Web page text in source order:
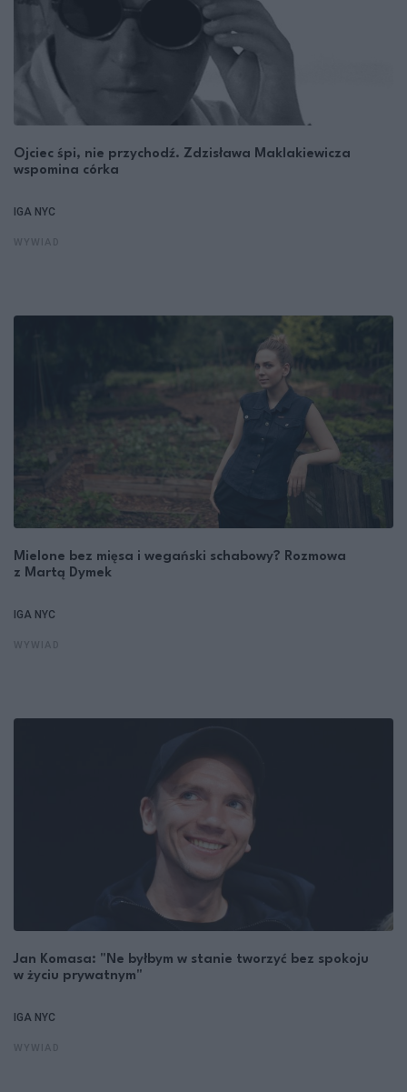
Ojciec śpi, nie przychodź. Zdzisława Maklakiewicza
wspomina córka
IGA NYC
Mielone bez mięsa i wegański schabowy? Rozmowa
z Martą Dymek
IGA NYC
Jan Komasa: "Ne byłbym w stanie tworzyć bez spokoju
w życiu prywatnym"
IGA NYC